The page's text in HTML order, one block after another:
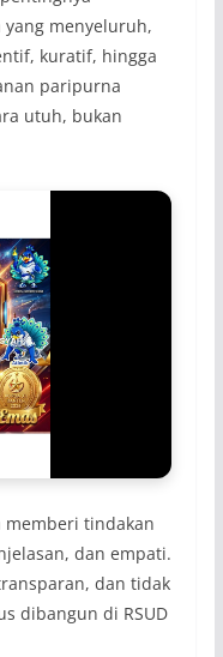
menyeluruh,
kuratif, hingga
paripurna
utuh, bukan
memberi tindakan
dan empati.
dan tidak
dibangun di RSUD